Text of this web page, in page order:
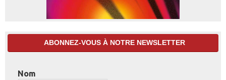
ABONNEZ-VOUS À NOTRE NEWSLETTER
Nom